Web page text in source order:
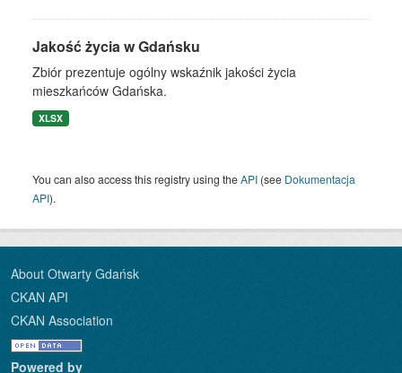
Jakość życia w Gdańsku
Zbiór prezentuje ogólny wskaźnik jakości życia
mieszkańców Gdańska.
XLSX
You can also access this registry using theAPI (see Dokumentacja
API).
About Otwarty Gdańsk
CKAN API
CKAN Association
Powered by